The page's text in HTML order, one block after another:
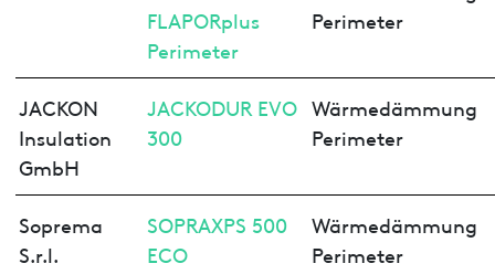
FLAPORplus
Perimeter
Perimeter
JACKON
Insulation
GmbH
JACKODUR EVO
300
Wärmedämmung
Perimeter
Soprema
S.r.l.
SOPRAXPS 500
ECO
Wärmedämmung
Perimeter